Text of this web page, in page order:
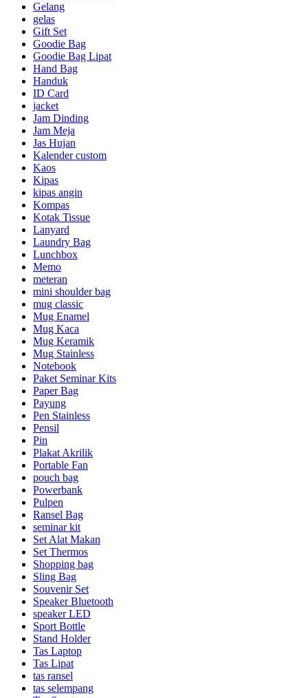
Gelang
gelas
Gift Set
Goodie Bag
Goodie Bag Lipat
Hand Bag
Handuk
ID Card
jacket
Jam Dinding
Jam Meja
Jas Hujan
Kalender custom
Kaos
Kipas
kipas angin
Kompas
Kotak Tissue
Lanyard
Laundry Bag
Lunchbox
Memo
meteran
mini shoulder bag
mug classic
Mug Enamel
Mug Kaca
Mug Keramik
Mug Stainless
Notebook
Paket Seminar Kits
Paper Bag
Payung
Pen Stainless
Pensil
Pin
Plakat Akrilik
Portable Fan
pouch bag
Powerbank
Pulpen
Ransel Bag
seminar kit
Set Alat Makan
Set Thermos
Shopping bag
Sling Bag
Souvenir Set
Speaker Bluetooth
speaker LED
Sport Bottle
Stand Holder
Tas Laptop
Tas Lipat
tas ransel
tas selempang